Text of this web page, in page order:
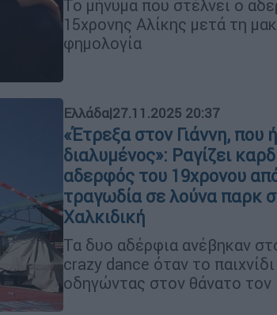
Το μήνυμα που στέλνει ο
15χρονης Αλίκης μετά τη
φημολογία
Ελλάδα|27.11.2025 20:37
«Έτρεξα στον Γιάννη, που
διαλυμένος»: Ραγίζει
αδερφός του 19χρονου
τραγωδία σε λούνα παρκ
Χαλκιδική
Τα δυο αδέρφια ανέβηκαν
crazy dance όταν το
οδηγώντας στον θάνατο τον